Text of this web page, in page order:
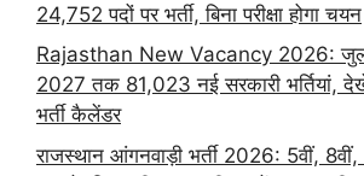
24,752 पदों पर भर्ती, बिना परीक्षा होगा चयन
Rajasthan New Vacancy 2026:
2027 तक 81,023 नई सरकारी भर्तियां,
भर्ती कैलेंडर
राजस्थान आंगनवाड़ी भर्ती 2026: 5वीं,